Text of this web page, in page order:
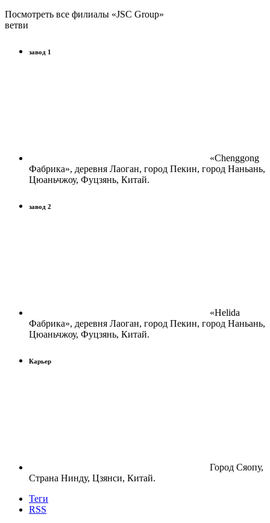
Посмотреть все филиалы «JSC Group»
ветви
завод 1
«Chenggong
Фабрика», деревня Лаоган, город Пекин, город Наньань,
Цюаньчжоу, Фуцзянь, Китай.
завод 2
«Helida
Фабрика», деревня Лаоган, город Пекин, город Наньань,
Цюаньчжоу, Фуцзянь, Китай.
Карьер
Город Сяопу,
Страна Нинду, Цзянси, Китай.
Теги
RSS